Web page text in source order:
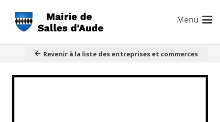
Menu
Revenir à la liste des entreprises et commerces